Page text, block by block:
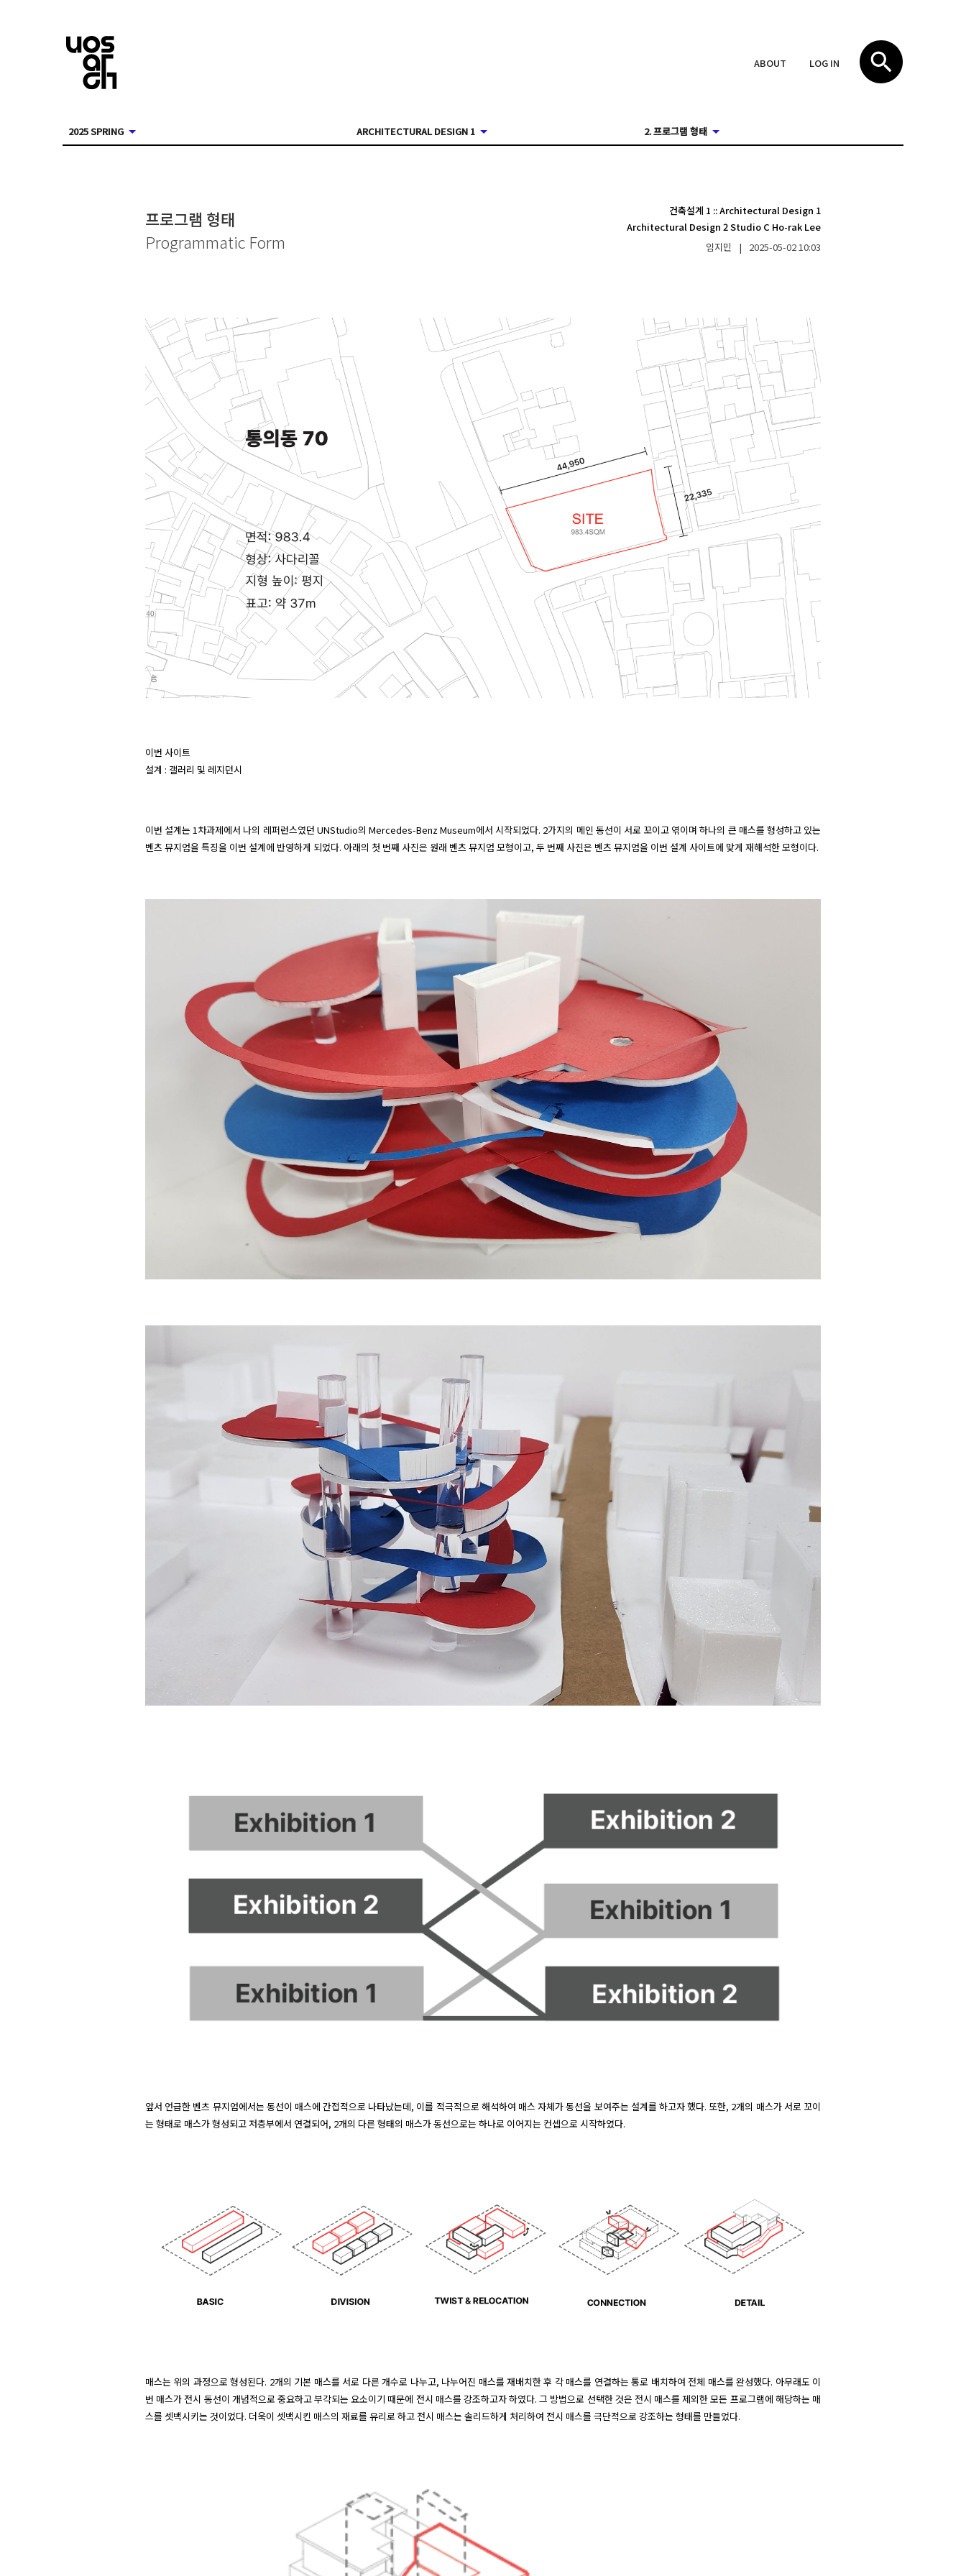
ABOUT LOG IN
2025 SPRING ARCHITECTURAL DESIGN 1 2. 프로그램 형태
프로그램 형태
Programmatic Form
건축설계 1 ::Architectural Design 1
Architectural Design 2 Studio C Ho-rak Lee
임지민
| 2025-05-0210:03
이번 사이트
설계 : 갤러리 및 레지던시
이번 설계는 1차과제에서 나의 레퍼런스였던 UNStudio의 Mercedes-Benz Museum에서 시작되었다. 2가지의 메인 동선이 서로 꼬이고 엮이며 하나의 큰 매스를 형성하고 있는
벤츠 뮤지엄을 특징을 이번 설계에 반영하게 되었다. 아래의 첫 번째 사진은 원래 벤츠 뮤지엄 모형이고, 두 번째 사진은 벤츠 뮤지엄을 이번 설계 사이트에 맞게 재해석한 모형이다.
앞서 언급한 벤츠 뮤지엄에서는 동선이 매스에 간접적으로 나타났는데, 이를 적극적으로 해석하여 매스 자체가 동선을 보여주는 설계를 하고자 했다. 또한, 2개의 매스가 서로 꼬이
는 형태로 매스가 형성되고 저층부에서 연결되어, 2개의 다른 형태의 매스가 동선으로는 하나로 이어지는 컨셉으로 시작하였다.
매스는 위의 과정으로 형성된다. 2개의 기본 매스를 서로 다른 개수로 나누고, 나누어진 매스를 재배치한 후 각 매스를 연결하는 통로 배치하여 전체 매스를 완성했다. 아무래도 이
번 매스가 전시 동선이 개념적으로 중요하고 부각되는 요소이기 때문에 전시 매스를 강조하고자 하였다. 그 방법으로 선택한 것은 전시 매스를 제외한 모든 프로그램에 해당하는 매
스를 셋백시키는 것이었다. 더욱이 셋백시킨 매스의 재료를 유리로 하고 전시 매스는 솔리드하게 처리하여 전시 매스를 극단적으로 강조하는 형태를 만들었다.